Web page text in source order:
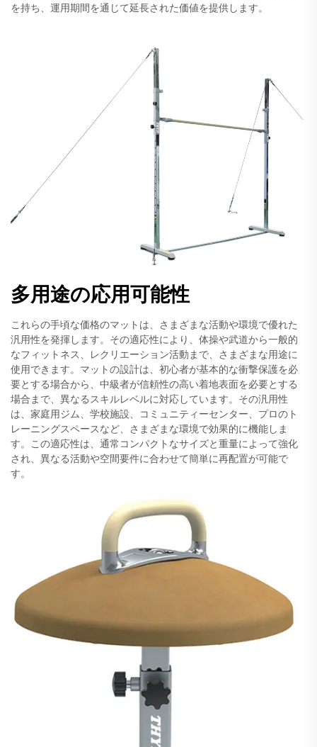
を持ち、運用期間を通じて延長された価値を提供します。
多用途の応用可能性
これらの手頃な価格のマットは、さまざまな活動や環境で優れた
汎用性を発揮します。その適応性により、体操や武道から一般的
なフィットネス、レクリエーション活動まで、さまざまな用途に
使用できます。マットの設計は、初心者が基本的な衝撃保護を必
要とする場合から、中級者が信頼性の高い着地表面を必要とする
場合まで、異なるスキルレベルに対応しています。その汎用性
は、家庭用ジム、学校施設、コミュニティーセンター、プロのト
レーニングスペースなど、さまざまな環境で効果的に機能しま
す。この適応性は、通常コンパクトなサイズと重量によって強化
され、異なる活動や空間要件に合わせて簡単に再配置が可能で
す。